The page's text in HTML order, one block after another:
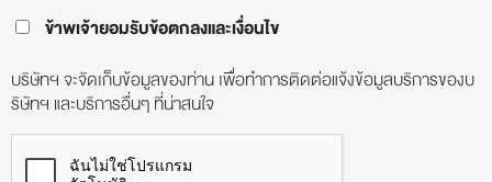
ข้าพเจ้ายอมรับข้อตกลงและเงื่อนไข
บริษัทฯ จะจัดเก็บข้อมูลของท่าน เพื่อทำการติดต่อแจ้งข้อมูลบริการของบ
ริษัทฯ และบริการอื่นๆ ที่น่าสนใจ